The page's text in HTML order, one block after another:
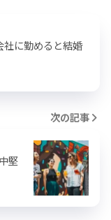
社に勤めると結婚
次の記事
堅